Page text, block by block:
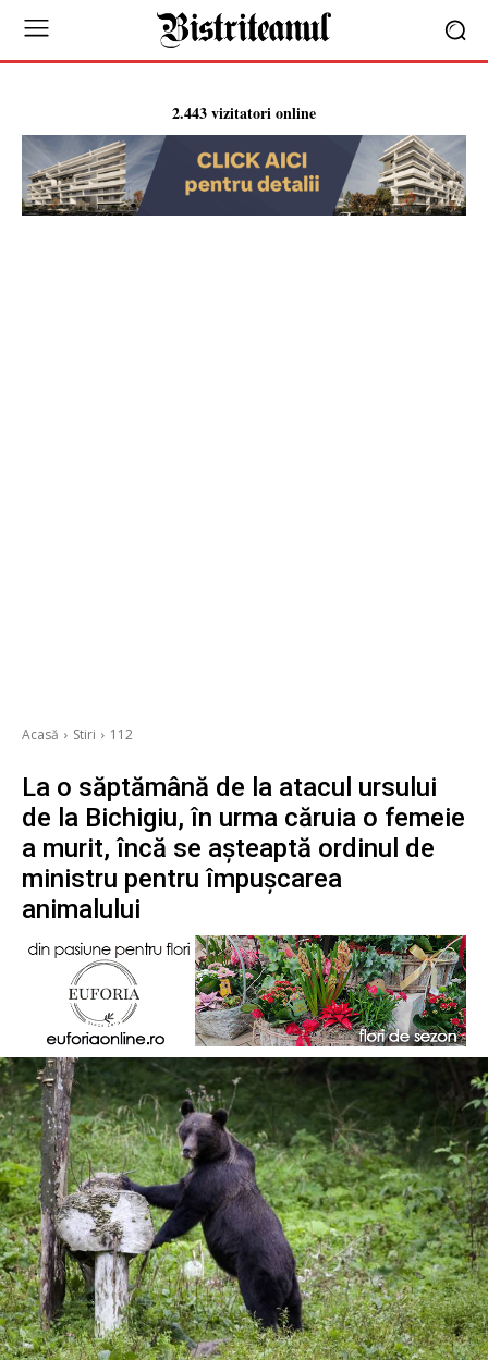
2.443 vizitatori online
Acasă Stiri 112
La o săptămână de la atacul ursului
de la Bichigiu, în urma căruia o femeie
a murit, încă se așteaptă ordinul de
ministru pentru împușcarea
animalului